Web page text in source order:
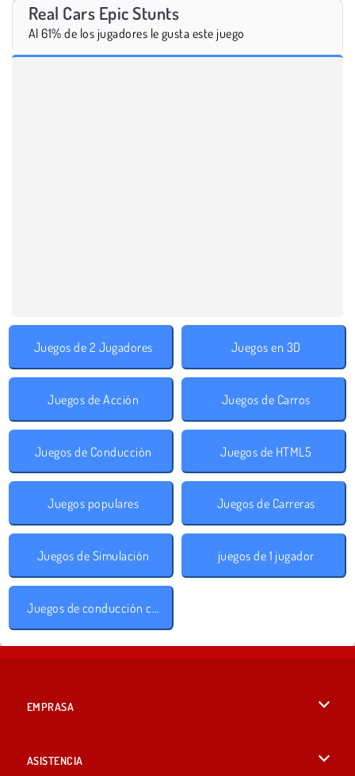
Real Cars Epic Stunts
Al 61% de los jugadores le gusta este juego
Juegos de 2 Jugadores Juegos en 3D
Juegos de Acción Juegos de Carros
Juegos de Conducción Juegos de HTML5
Juegos populares Juegos de Carreras
Juegos de Simulación juegos de 1 jugador
Juegos de conducción con obstáculos
EMPRASA
ASISTENCIA